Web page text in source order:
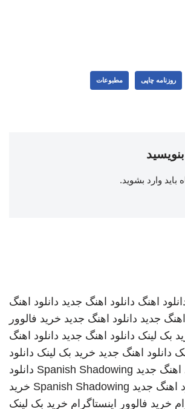
روزنامه چاپی مطبوعات
باید وارد بشوید.
اهنگ دانلود اهنگ جدید دانلود اهنگ
اهنگ جدید دانلود اهنگ جدید خرید فالوور
بک لینک دانلود اهنگ جدید دانلود اهنگ
دانلود اهنگ جدید خرید بک لینک دانلود
اهنگ جدید Spanish Shadowing دانلود
اهنگ جدید Spanish Shadowing خرید
خرید فالوور اینستاگرام خرید بک لینک